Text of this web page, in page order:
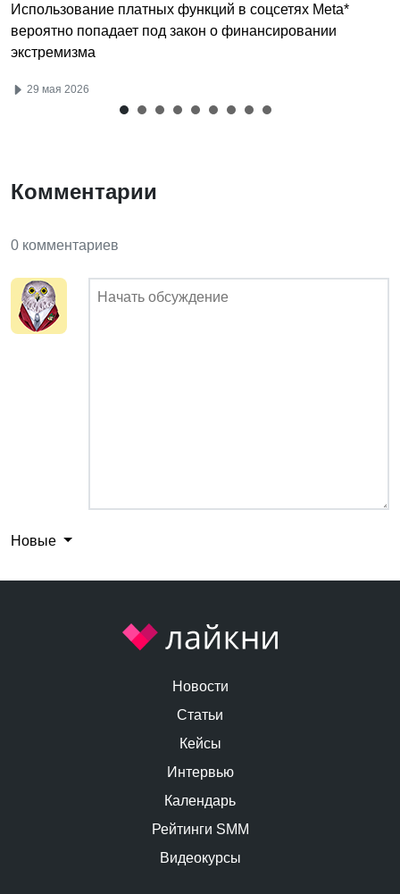
Использование платных функций в соцсетях Meta*
вероятно попадает под закон о финансировании
экстремизма
29 мая 2026
Комментарии
0 комментариев
Новые
Новости
Статьи
Кейсы
Интервью
Календарь
Рейтинги SMM
Видеокурсы